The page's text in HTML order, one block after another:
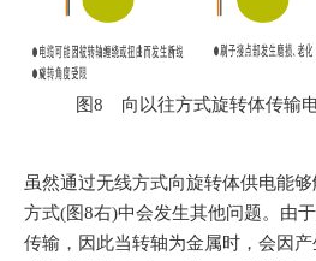
图8 向以往方式旋转体传输
虽然通过无线方式向旋转体供电能
方式(图8右)中会发生其他问题。由
传输，因此当转轴为金属时，会因